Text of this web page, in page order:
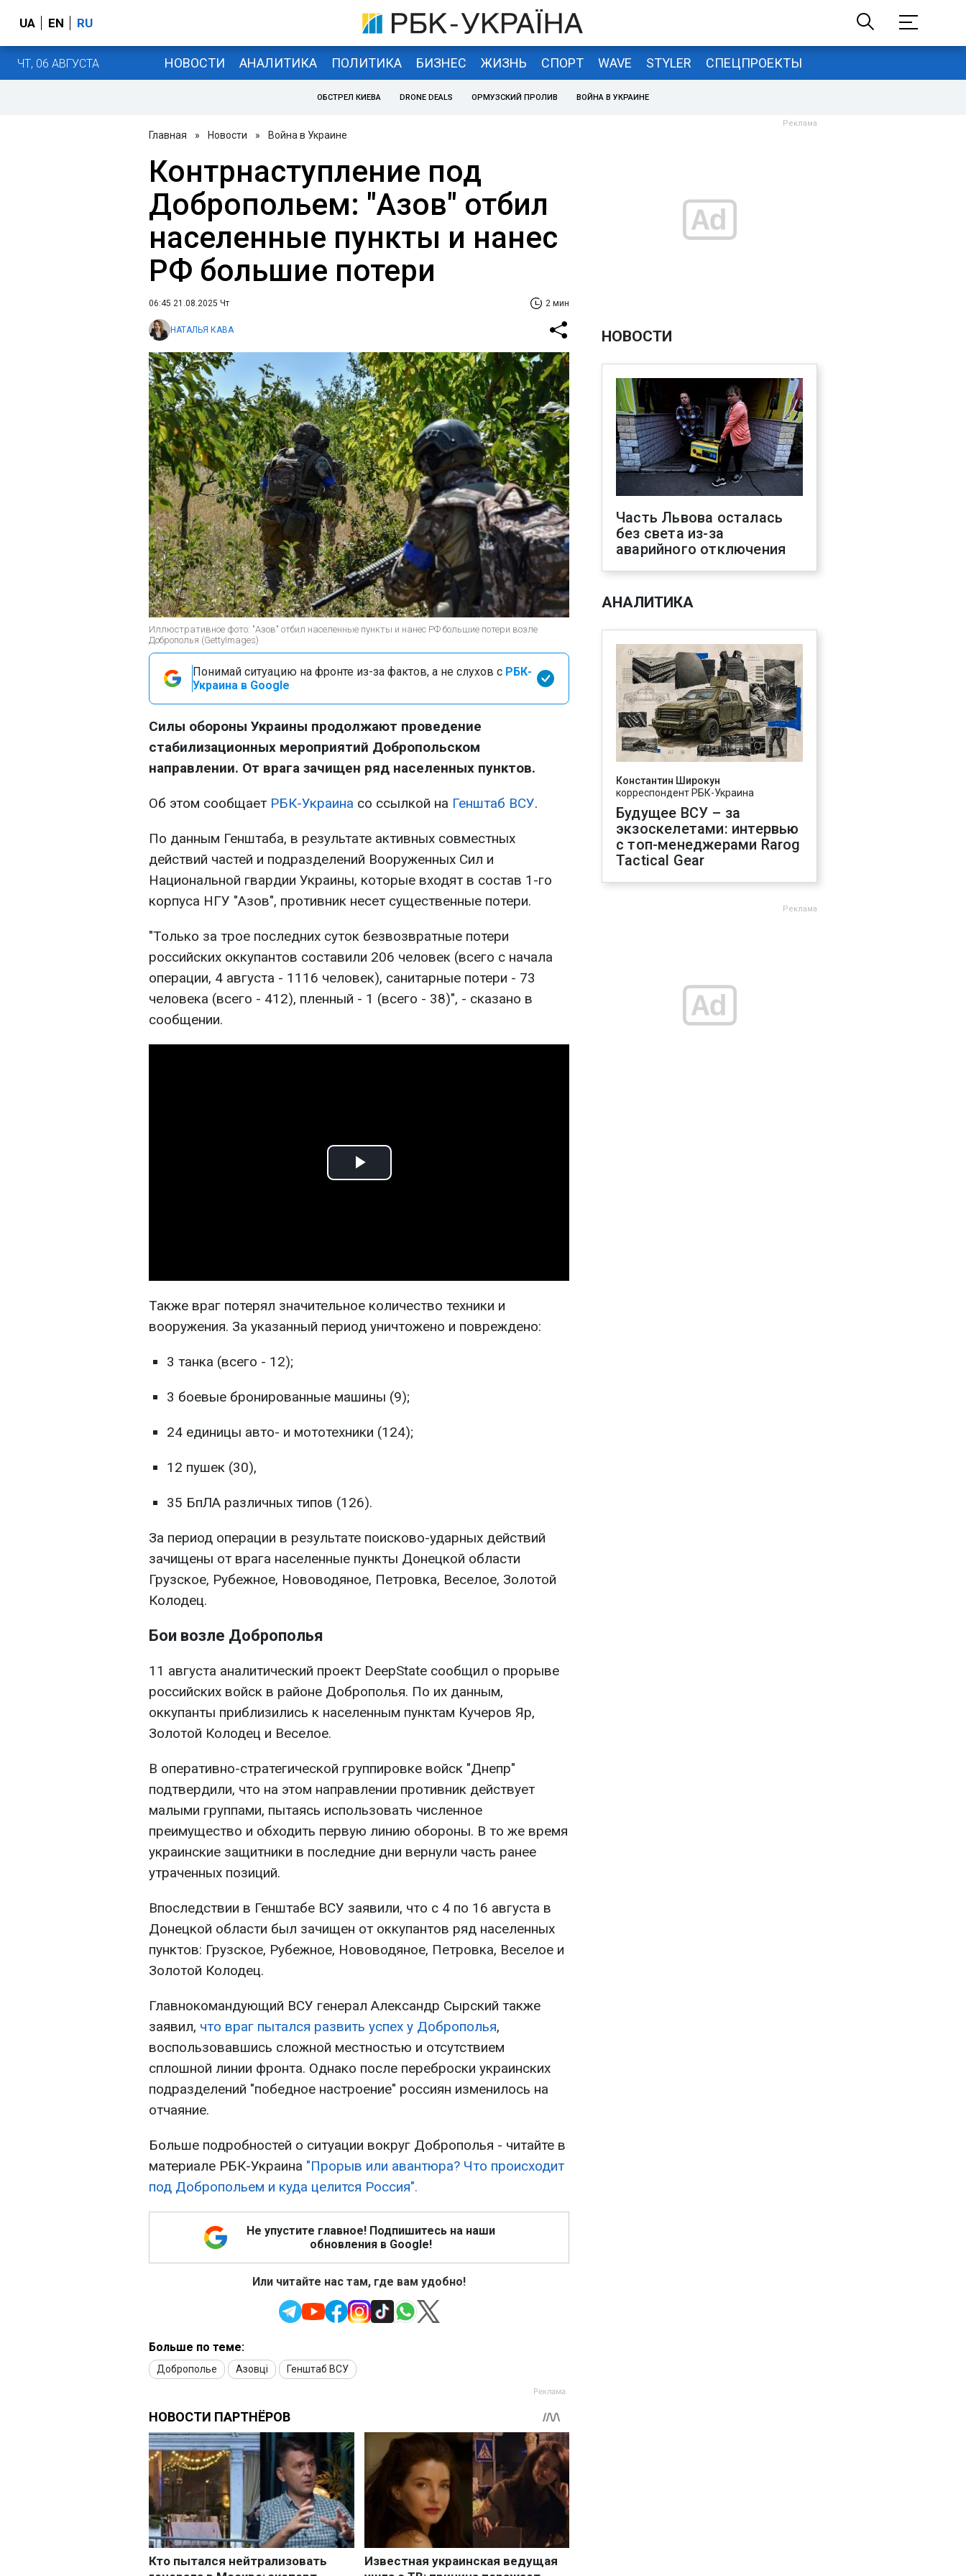
UA EN RU
ЧТ, 06 АВГУСТА НОВОСТИ АНАЛИТИКА ПОЛИТИКА БИЗНЕС ЖИЗНЬ СПОРТ WAVE STYLER СПЕЦПРОЕКТЫ
ОБСТРЕЛ КИЕВА DRONE DEALS ОРМУЗСКИЙ ПРОЛИВ ВОЙНА В УКРАИНЕ
Главная » Новости » Война в Украине
Контрнаступление под
Добропольем: "Азов" отбил
населенные пункты и нанес
РФ большие потери
06:45 21.08.2025 Чт 2 мин
НАТАЛЬЯ КАВА
Иллюстративное фото: "Азов" отбил населенные пункты и нанес РФ большие потери возле
Доброполья (GettyImages)
Понимай ситуацию на фронте из-за фактов, а не слухов с РБК-
Украина в Google
Силы обороны Украины продолжают проведение
стабилизационных мероприятий Добропольском
направлении. От врага зачищен ряд населенных пунктов.
Об этом сообщает РБК-Украина со ссылкой на Генштаб ВСУ.
По данным Генштаба, в результате активных совместных
действий частей и подразделений Вооруженных Сил и
Национальной гвардии Украины, которые входят в состав 1-го
корпуса НГУ "Азов", противник несет существенные потери.
"Только за трое последних суток безвозвратные потери
российских оккупантов составили 206 человек (всего с начала
операции, 4 августа - 1116 человек), санитарные потери - 73
человека (всего - 412), пленный - 1 (всего - 38)", - сказано в
сообщении.
Play
Также враг потерял значительное количество техники и
вооружения. За указанный период уничтожено и повреждено:
3 танка (всего - 12);
3 боевые бронированные машины (9);
24 единицы авто- и мототехники (124);
12 пушек (30),
35 БпЛА различных типов (126).
За период операции в результате поисково-ударных действий
зачищены от врага населенные пункты Донецкой области
Грузское, Рубежное, Нововодяное, Петровка, Веселое, Золотой
Колодец.
Бои возле Доброполья
11 августа аналитический проект DeepState сообщил о прорыве
российских войск в районе Доброполья. По их данным,
оккупанты приблизились к населенным пунктам Кучеров Яр,
Золотой Колодец и Веселое.
В оперативно-стратегической группировке войск "Днепр"
подтвердили, что на этом направлении противник действует
малыми группами, пытаясь использовать численное
преимущество и обходить первую линию обороны. В то же время
украинские защитники в последние дни вернули часть ранее
утраченных позиций.
Впоследствии в Генштабе ВСУ заявили, что с 4 по 16 августа в
Донецкой области был зачищен от оккупантов ряд населенных
пунктов: Грузское, Рубежное, Нововодяное, Петровка, Веселое и
Золотой Колодец.
Главнокомандующий ВСУ генерал Александр Сырский также
заявил, что враг пытался развить успех у Доброполья,
воспользовавшись сложной местностью и отсутствием
сплошной линии фронта. Однако после переброски украинских
подразделений "победное настроение" россиян изменилось на
отчаяние.
Больше подробностей о ситуации вокруг Доброполья - читайте в
материале РБК-Украина "Прорыв или авантюра? Что происходит
под Добропольем и куда целится Россия".
Не упустите главное! Подпишитесь на наши
обновления в Google!
Или читайте нас там, где вам удобно!
Больше по теме:
Доброполье Азовці Генштаб ВСУ
НОВОСТИ
Часть Львова осталась
без света из-за
аварийного отключения
АНАЛИТИКА
Константин Широкун
корреспондент РБК-Украина
Будущее ВСУ – за
экзоскелетами: интервью
с топ-менеджерами Rarog
Tactical Gear